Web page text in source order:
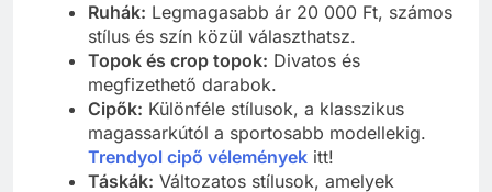
Ruhák: Legmagasabb ár 20 000 Ft, számos
stílus és szín közül választhatsz.
Topok és crop topok: Divatos és
megfizethető darabok.
Cipők: Különféle stílusok, a klasszikus
magassarkútól a sportosabb modellekig.
Trendyol cipő vélemények itt!
Táskák: Változatos stílusok, amelyek